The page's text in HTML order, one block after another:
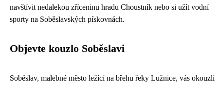
navštívit nedalekou zříceninu hradu Choustník nebo si užít vodní
sporty na Soběslavských pískovnách.
Objevte kouzlo Soběslavi
Soběslav, malebné město ležící na břehu řeky Lužnice, vás okouzlí